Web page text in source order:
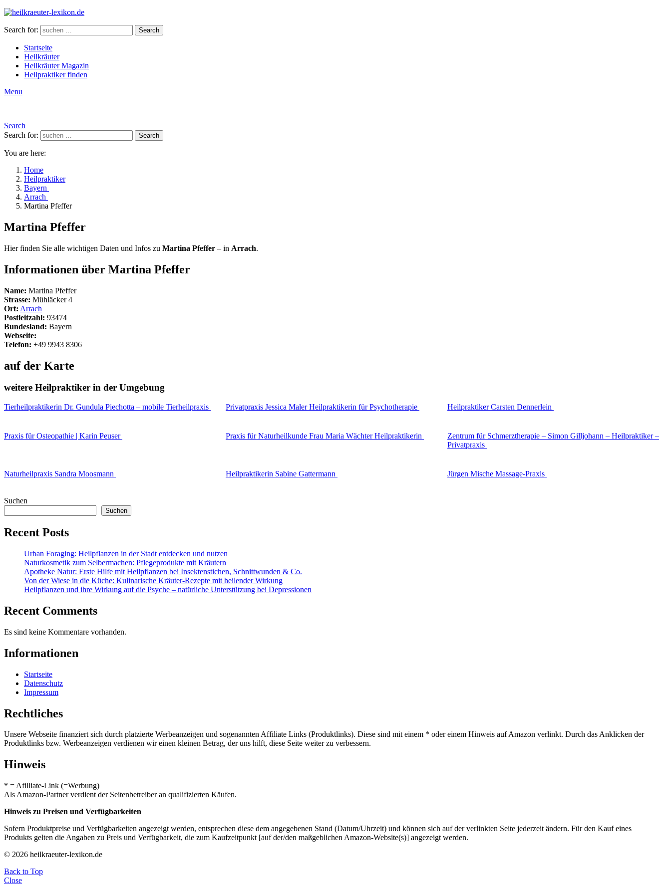
Search for: Search
Startseite
Heilkräuter
Heilkräuter Magazin
Heilpraktiker finden
Menu
Search
Search for:
Search
You are here:
Home
Heilpraktiker
Bayern
Arrach
Martina Pfeffer
Martina Pfeffer
Hier finden Sie alle wichtigen Daten und Infos zu Martina Pfeffer – in Arrach.
Informationen über Martina Pfeffer
Name: Martina Pfeffer
Strasse: Mühläcker 4
Ort: Arrach
Postleitzahl: 93474
Bundesland: Bayern
Webseite:
Telefon: +49 9943 8306
auf der Karte
weitere Heilpraktiker in der Umgebung
Tierheilpraktikerin Dr. Gundula Piechotta – mobile Tierheilpraxis Privatpraxis Jessica Maler Heilpraktikerin für Psychotherapie Heilpraktiker Carsten Dennerlein
Praxis für Osteopathie | Karin Peuser Praxis für Naturheilkunde Frau Maria Wächter Heilpraktikerin
Zentrum für Schmerztherapie – Simon Gilljohann – Heilpraktiker –
Privatpraxis
Naturheilpraxis Sandra Moosmann Heilpraktikerin Sabine Gattermann Jürgen Mische Massage-Praxis
Suchen
Suchen
Recent Posts
Urban Foraging: Heilpflanzen in der Stadt entdecken und nutzen
Naturkosmetik zum Selbermachen: Pflegeprodukte mit Kräutern
Apotheke Natur: Erste Hilfe mit Heilpflanzen bei Insektenstichen, Schnittwunden & Co.
Von der Wiese in die Küche: Kulinarische Kräuter-Rezepte mit heilender Wirkung
Heilpflanzen und ihre Wirkung auf die Psyche – natürliche Unterstützung bei Depressionen
Recent Comments
Es sind keine Kommentare vorhanden.
Informationen
Startseite
Datenschutz
Impressum
Rechtliches
Unsere Webseite finanziert sich durch platzierte Werbeanzeigen und sogenannten Affiliate Links (Produktlinks). Diese sind mit einem * oder einem Hinweis auf Amazon verlinkt. Durch das Anklicken der
Produktlinks bzw. Werbeanzeigen verdienen wir einen kleinen Betrag, der uns hilft, diese Seite weiter zu verbessern.
Hinweis
* = Afilliate-Link (=Werbung)
Als Amazon-Partner verdient der Seitenbetreiber an qualifizierten Käufen.
Hinweis zu Preisen und Verfügbarkeiten
Sofern Produktpreise und Verfügbarkeiten angezeigt werden, entsprechen diese dem angegebenen Stand (Datum/Uhrzeit) und können sich auf der verlinkten Seite jederzeit ändern. Für den Kauf eines
Produkts gelten die Angaben zu Preis und Verfügbarkeit, die zum Kaufzeitpunkt [auf der/den maßgeblichen Amazon-Website(s)] angezeigt werden.
© 2026 heilkraeuter-lexikon.de
Back to Top
Close